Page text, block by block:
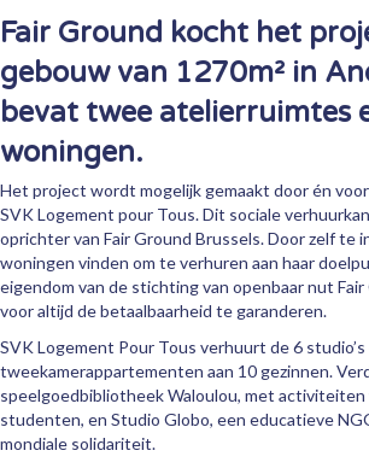
Fair Ground kocht het
gebouw van 1270m² in
bevat twee atelierruimtes
woningen.
Het project wordt mogelijk gemaakt door én
SVK Logement pour Tous. Dit sociale
oprichter van Fair Ground Brussels. Door zelf te
woningen vinden om te verhuren aan haar
eigendom van de stichting van openbaar nut Fair
voor altijd de betaalbaarheid te garanderen.
SVK Logement Pour Tous verhuurt de 6 studio’s
tweekamerappartementen aan 10 gezinnen.
speelgoedbibliotheek Waloulou, met activiteiten
studenten, en Studio Globo, een educatieve
mondiale solidariteit.